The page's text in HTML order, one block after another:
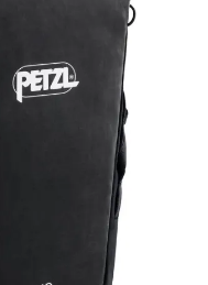
av
stora
Bug
inget åt slumpen.
under dina
väl är på klippan,
Således
och skor att hitta
från Petzl
. Dessutom